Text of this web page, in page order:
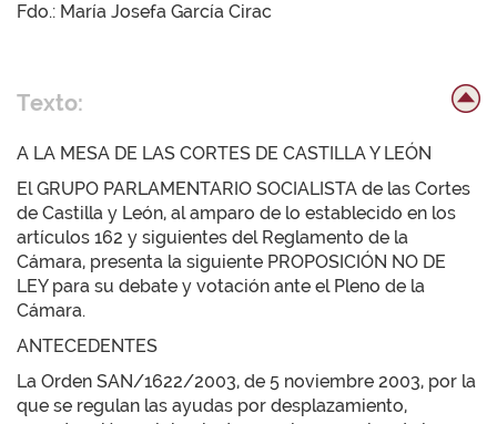
Fdo.: María Josefa García Cirac
Texto:
A LA MESA DE LAS CORTES DE CASTILLA Y LEÓN
El GRUPO PARLAMENTARIO SOCIALISTA de las Cortes
de Castilla y León, al amparo de lo establecido en los
artículos 162 y siguientes del Reglamento de la
Cámara, presenta la siguiente PROPOSICIÓN NO DE
LEY para su debate y votación ante el Pleno de la
Cámara.
ANTECEDENTES
La Orden SAN/1622/2003, de 5 noviembre 2003, por la
que se regulan las ayudas por desplazamiento,